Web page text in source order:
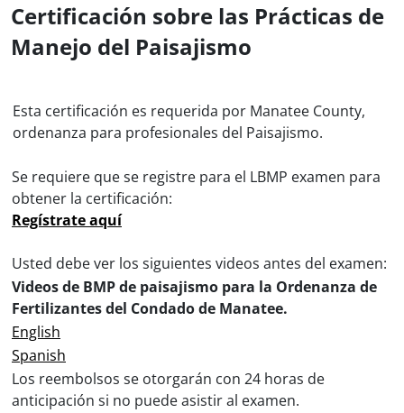
Certificación sobre las Prácticas de
Manejo del Paisajismo
Esta certificación es requerida por Manatee County,
ordenanza para profesionales del Paisajismo.
Se requiere que se registre para el LBMP examen para
obtener la certificación:
Regístrate aquí
Usted debe ver los siguientes videos antes del examen:
Videos de BMP de paisajismo para la Ordenanza de
Fertilizantes del Condado de Manatee.
English
Spanish
Los reembolsos se otorgarán con 24 horas de
anticipación si no puede asistir al examen.